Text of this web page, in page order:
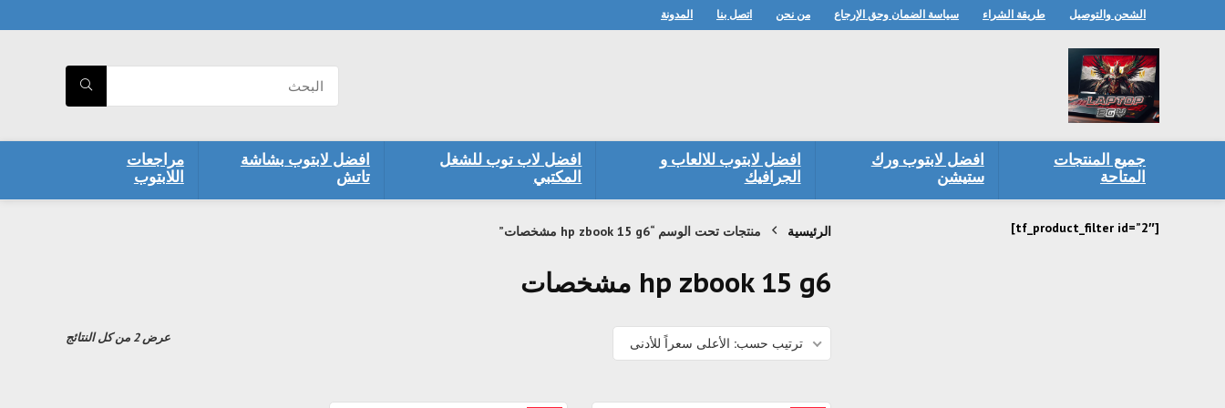
الشحن والتوصيل طريقة الشراء سياسة الضمان وحق الإرجاع من نحن اتصل بنا المدونة
جميع المنتجات
المتاحة
افضل لابتوب ورك
ستيشن
افضل لابتوب للالعاب و
الجرافيك
افضل لاب توب للشغل
المكتبي
افضل لابتوب بشاشة
تاتش
مراجعات
اللابتوب
الرئيسية منتجات تحت الوسم “hp zbook 15 g6 مشخصات”
hp zbook 15 g6 مشخصات
عرض ⁦2⁩ من كل النتائج ترتيب حسب: الأعلى سعراً للأدنى
[tf_product_filter id=”2″]